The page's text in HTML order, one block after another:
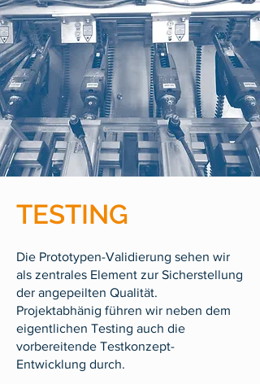
TESTING
Die Prototypen-Validierung sehen wir
als zentrales Element zur Sicherstellung
der angepeilten Qualität.
Projektabhänig führen wir neben dem
eigentlichen Testing auch die
vorbereitende Testkonzept-
Entwicklung durch.​